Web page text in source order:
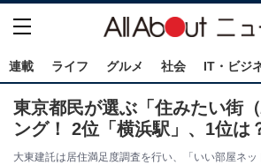
連載 ライフ グルメ 社会 IT・ビジ
東京都民が選ぶ「住みたい街
ング！ 2位「横浜駅」、1位は
大東建託は居住満足度調査を行い、「いい部屋ネ